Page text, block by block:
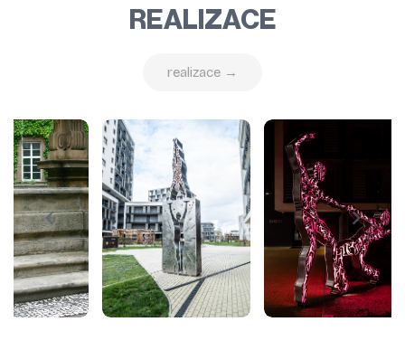
REALIZACE
realizace →